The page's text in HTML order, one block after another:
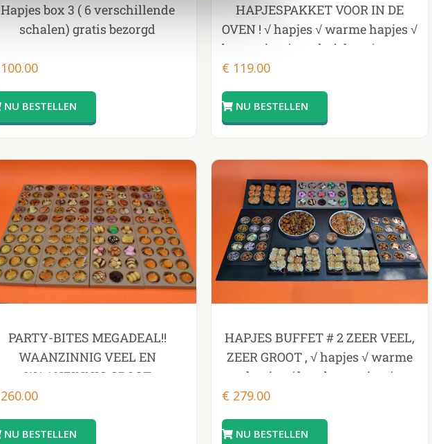
Hapjes box 3 ( 6 verschillende
schalen) gratis bezorgd
100.00
HAPJESPAKKET VOOR IN DE
OVEN ! √ hapjes √ warme hapjes √
burgertjes √ sandwiches √ tomaat
en knoflookbrood
€ 119.00
PARTY-BITES MEGADEAL!!
WAANZINNIG VEEL EN
WAANZINNIG GROOT
260.00
HAPJES BUFFET # 2 ZEER VEEL,
ZEER GROOT , √ hapjes √ warme
hapjes √ hamburgertjes √
cheeseburgertjes √ desserts √
sandwiches √ incl
opwarmpannen v incl plateau ,
€ 279.00